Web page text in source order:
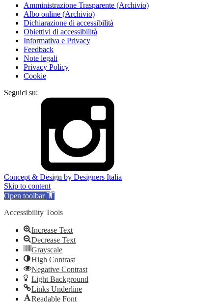
Amministrazione Trasparente (Archivio)
Albo online (Archivio)
Dichiarazione di accessibilità
Obiettivi di accessibilità
Informativa e Privacy
Feedback
Note legali
Privacy Policy
Cookie
Seguici su:
Concept & Design by Designers Italia
Skip to content
Open toolbar
Accessibility Tools
Increase Text
Decrease Text
Grayscale
High Contrast
Negative Contrast
Light Background
Links Underline
Readable Font